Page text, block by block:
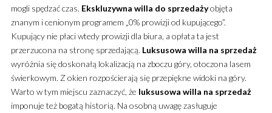
mogli spędzać czas. Ekskluzywna willa do sprzedażyobjęta
znanym i cenionym programem „0% prowizji od kupującego”.
Kupujący nie płaci wtedy prowizji dla biura, a opłata ta jest
przerzucona na stronę sprzedającą. Luksusowa willa na sprzedaż
wyróżnia się doskonałą lokalizacją na zboczu góry, otoczona lasem
świerkowym. Z okien rozpościerają się przepiękne widoki na góry.
Warto w tym miejscu zaznaczyć, że luksusowa willa na sprzedaż
imponuje też bogatą historią. Na osobną uwagę zasługuje